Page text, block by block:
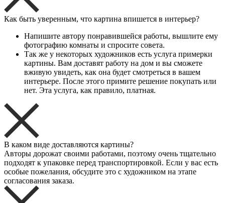
Как быть уверенным, что картина впишется в интерьер?
Напишите автору понравившейся работы, вышлите ему
фотографию комнаты и спросите совета.
Так же у некоторых художников есть услуга примерки
картины. Вам доставят работу на дом и вы сможете
вживую увидеть, как она будет смотреться в вашем
интерьере. После этого примите решение покупать или
нет. Эта услуга, как правило, платная.
В каком виде доставляются картины?
Авторы дорожат своими работами, поэтому очень тщательно
подходят к упаковке перед транспортировкой. Если у вас есть
особые пожелания, обсудите это с художником на этапе
согласования заказа.